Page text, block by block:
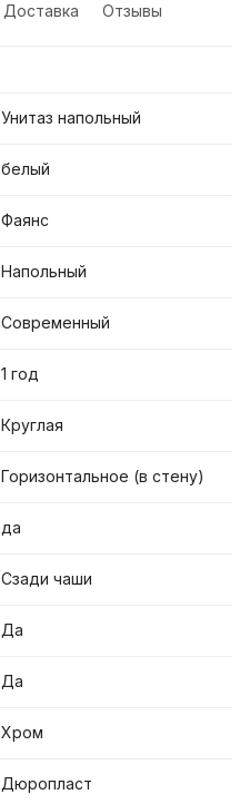
Доставка Отзывы
Унитаз напольный
белый
Фаянс
Напольный
Современный
1 год
Круглая
Горизонтальное (в стену)
да
Сзади чаши
Да
Да
Хром
Дюропласт